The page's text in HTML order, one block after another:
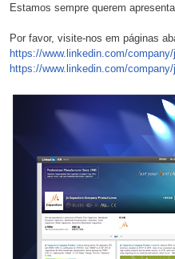
Estamos sempre querem
Por favor, visite-nos em páginas
https://www.linkedin.com/
https://www.linkedin.com/